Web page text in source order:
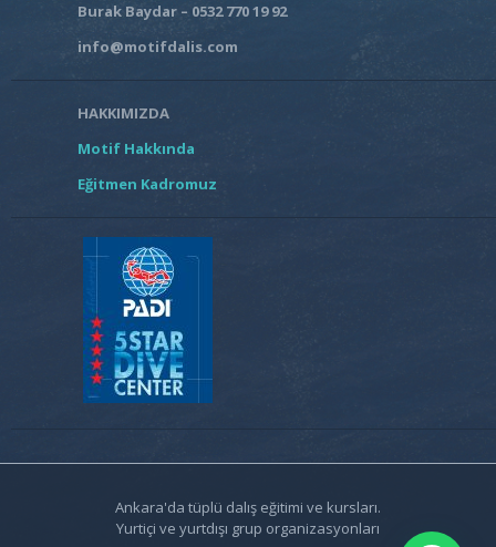
Burak Baydar – 0532 770 19 92
info@motifdalis.com
HAKKIMIZDA
Motif Hakkında
Eğitmen Kadromuz
Ankara'da tüplü dalış eğitimi ve kursları.
Yurtiçi ve yurtdışı grup organizasyonları